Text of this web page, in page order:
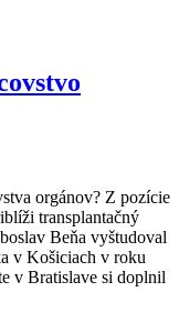
orgánov? Z pozície
transplantačný
Beňa vyštudoval
v Košiciach v roku
v Bratislave si doplnil